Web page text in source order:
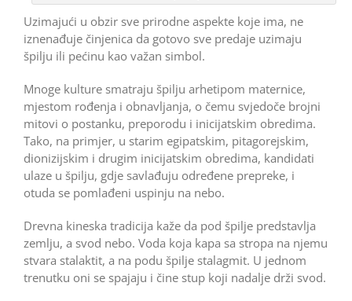
Uzimajući u obzir sve prirodne aspekte koje ima, ne
iznenađuje činjenica da gotovo sve predaje uzimaju
špilju ili pećinu kao važan simbol.
Mnoge kulture smatraju špilju arhetipom maternice,
mjestom rođenja i obnavljanja, o čemu svjedoče brojni
mitovi o postanku, preporodu i inicijatskim obredima.
Tako, na primjer, u starim egipatskim, pitagorejskim,
dionizijskim i drugim inicijatskim obredima, kandidati
ulaze u špilju, gdje savlađuju određene prepreke, i
otuda se pomlađeni uspinju na nebo.
Drevna kineska tradicija kaže da pod špilje predstavlja
zemlju, a svod nebo. Voda koja kapa sa stropa na njemu
stvara stalaktit, a na podu špilje stalagmit. U jednom
trenutku oni se spajaju i čine stup koji nadalje drži svod.